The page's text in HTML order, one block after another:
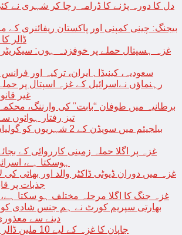
دل کا دورہ پڑنے کا ڈرامہ رچا کر شہری نے
بیجنگ: چینی کمپنی اور پاکستان ریفائنری کے
ڈالر
غزہ ہسپتال حملے پر خوفزدہ ہوں:
سعودیہ، کینیڈا , ایران، ترکیہ اور
رہنماؤں نےاسرائیل کے غزہ اسپتال پر حملے
غیر
برطانیہ میں طوفان “بابت” کی وارننگ،
تیز رفتار ہوائوں
بیلجیئم میں سویڈن کے 2
غزہ پر اگلا حملہ زمینی کارروائی کے
ہوسکتا ہے،
غزہ میں دوران ڈیوٹی ڈاکٹر والد اور بھائی کی
جذبات پر
غزہ جنگ کا اگلا مرحلہ مختلف ہو سکتا ہے،
بھارتی سپریم کورٹ نے ہم جنس شادی کو
دینے سے
جاپان کا غزہ کے لیے 10 ملین ڈالر امداد کا اعلان